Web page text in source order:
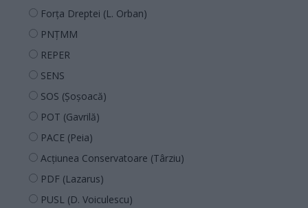
Forța Dreptei (L. Orban)
PNȚMM
REPER
SENS
SOS (Șoșoacă)
POT (Gavrilă)
PACE (Peia)
Acțiunea Conservatoare (Târziu)
PDF (Lazarus)
PUSL (D. Voiculescu)